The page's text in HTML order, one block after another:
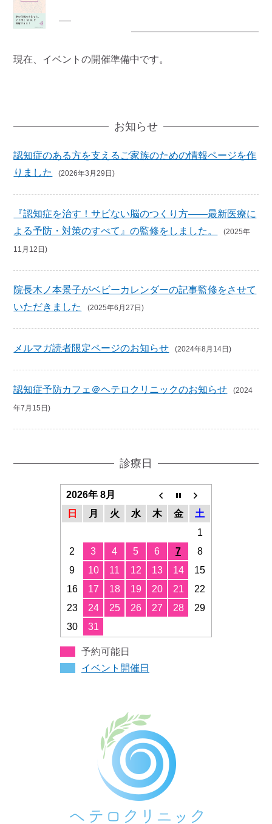
現在、イベントの開催準備中です。
お知らせ
認知症のある方を支えるご家族のための情報ページを作
りました
(2026年3月29日)
『認知症を治す！サビない脳のつくり方――最新医療に
よる予防・対策のすべて』の監修をしました。
(2025年
11月12日)
院長木ノ本景子がベビーカレンダーの記事監修をさせて
いただきました
(2025年6月27日)
メルマガ読者限定ページのお知らせ (2024年8月14日)
認知症予防カフェ＠ヘテロクリニックのお知らせ (2024
年7月15日)
診療日
2026年 8月
日
月 火 水 木 金
土
1
2
3 4 5 6 7
8
9
10 11 12 13 14
15
16
17 18 19 20 21
22
23
24 25 26 27 28
29
30
31
予約可能日
イベント開催日